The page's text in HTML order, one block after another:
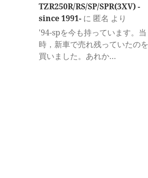
TZR250R/RS/SP/SPR(3XV) -
since 1991- に 匿名 より
'94-spを今も持っています。当
時，新車で売れ残っていたのを
買いました。あれか…